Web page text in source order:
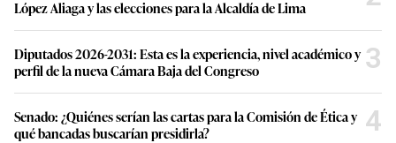
López Aliaga y las elecciones para la Alcaldía de Lima
Diputados 2026-2031: Esta es la experiencia, nivel académico y
perfil de la nueva Cámara Baja del Congreso
3
Senado: ¿Quiénes serían las cartas para la Comisión de Ética y
qué bancadas buscarían presidirla?
4